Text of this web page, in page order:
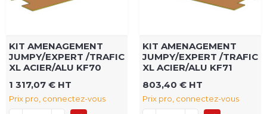
KIT AMENAGEMENT
JUMPY/EXPERT /TRAFIC
XL ACIER/ALU KF70
1 317,07 € HT
Prix pro, connectez-vous
KIT AMENAGEMENT
JUMPY/EXPERT /TRAFIC
XL ACIER/ALU KF71
803,40 € HT
Prix pro, connectez-vous